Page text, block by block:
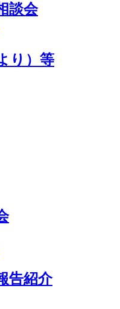
談会
り）等
告紹介